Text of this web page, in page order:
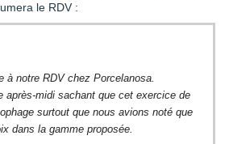
le RDV :
à notre RDV chez Porcelanosa.
après-midi sachant que cet exercice de
surtout que nous avions noté que
dans la gamme proposée.